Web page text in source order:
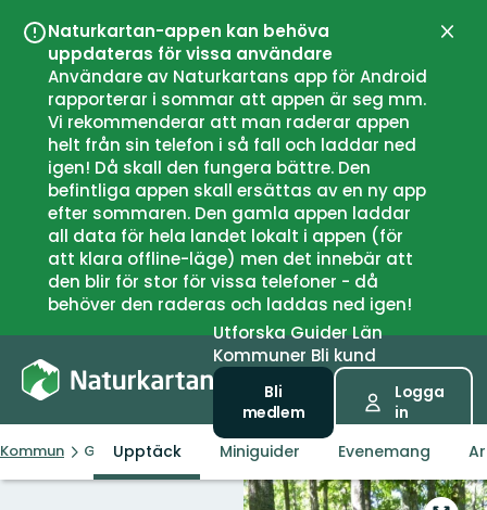
Naturkartan-appen kan behöva
uppdateras för vissa användare
Användare av Naturkartans app för Android
rapporterar i sommar att appen är seg mm.
Vi rekommenderar att man raderar appen
helt från sin telefon i så fall och laddar ned
igen! Då skall den fungera bättre. Den
befintliga appen skall ersättas av en ny app
efter sommaren. Den gamla appen laddar
all data för hela landet lokalt i appen (för
att klara offline-läge) men det innebär att
den blir för stor för vissa telefoner - då
behöver den raderas och laddas ned igen!
UtforskaGuiderLän
Kommuner Bli kund
Bli
medlem
Logga
in
Kommun GrumsUpptäck Miniguider Evenemang